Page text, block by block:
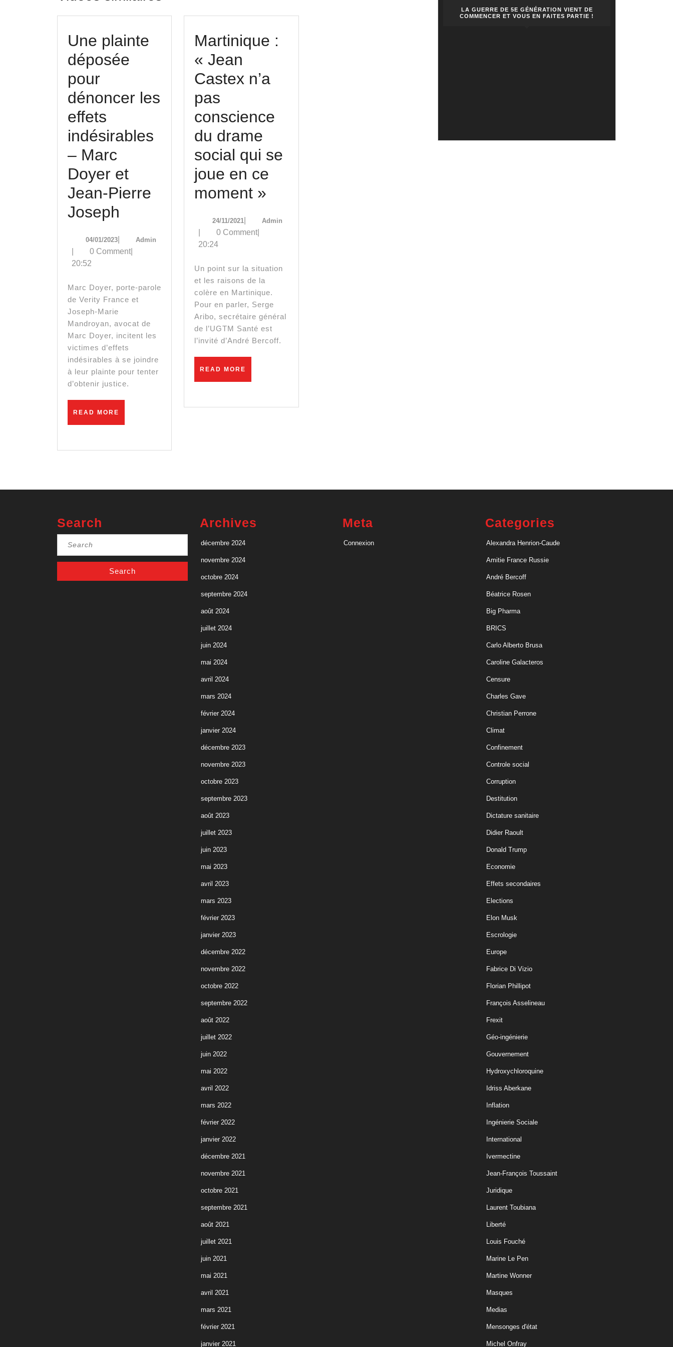
Une plainte
déposée
pour
dénoncer les
effets
indésirables
– Marc
Doyer et
Jean-Pierre
Joseph
déposée
dénoncer
les
effets
indésirables
–
Marc
Doyer
et
04/01/202304/01/2023
Admin
0 Comment
20:52
Marc Doyer, porte-parole
de Verity France et
Joseph-Marie
Mandroyan, avocat de
Marc Doyer, incitent les
victimes d’effets
indésirables à se joindre
à leur plainte pour tenter
d’obtenir justice.
READ MORE
Martinique :
« Jean
Castex n’a
pas
conscience
du drame
social qui se
joue en ce
moment »
n’a
pas
conscience
du
drame
24/11/202124/11/2021
Admin
0 Comment
20:24
Un point sur la situation
et les raisons de la
colère en Martinique.
Pour en parler, Serge
Aribo, secrétaire général
de l’UGTM Santé est
l’invité d’André Bercoff.
READ MORE
LA GUERRE DE 5E GÉNÉRATION VIENT DE
COMMENCER ET VOUS EN FAITES PARTIE !
Search Archives
décembre 2024
novembre 2024
octobre 2024
septembre 2024
août 2024
juillet 2024
juin 2024
mai 2024
avril 2024
mars 2024
février 2024
janvier 2024
décembre 2023
novembre 2023
octobre 2023
septembre 2023
août 2023
juillet 2023
juin 2023
mai 2023
avril 2023
mars 2023
février 2023
janvier 2023
décembre 2022
novembre 2022
octobre 2022
septembre 2022
août 2022
juillet 2022
juin 2022
mai 2022
avril 2022
mars 2022
février 2022
janvier 2022
décembre 2021
novembre 2021
octobre 2021
septembre 2021
août 2021
juillet 2021
juin 2021
mai 2021
avril 2021
mars 2021
février 2021
janvier 2021
Meta
Connexion
Categories
Alexandra Henrion-Caude
Amitie France Russie
André Bercoff
Béatrice Rosen
Big Pharma
BRICS
Carlo Alberto Brusa
Caroline Galacteros
Censure
Charles Gave
Christian Perrone
Climat
Confinement
Controle social
Corruption
Destitution
Dictature sanitaire
Didier Raoult
Donald Trump
Economie
Effets secondaires
Elections
Elon Musk
Escrologie
Europe
Fabrice Di Vizio
Florian Phillipot
François Asselineau
Frexit
Géo-ingénierie
Gouvernement
Hydroxychloroquine
Idriss Aberkane
Inflation
Ingénierie Sociale
International
Ivermectine
Jean-François Toussaint
Juridique
Laurent Toubiana
Liberté
Louis Fouché
Marine Le Pen
Martine Wonner
Masques
Medias
Mensonges d'état
Michel Onfray